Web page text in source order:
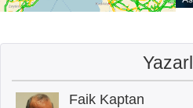
Faik Kaptan